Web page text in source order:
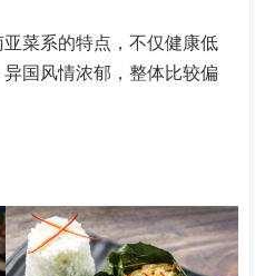
菜系的特点，不仅健康低
国风情浓郁，整体比较偏